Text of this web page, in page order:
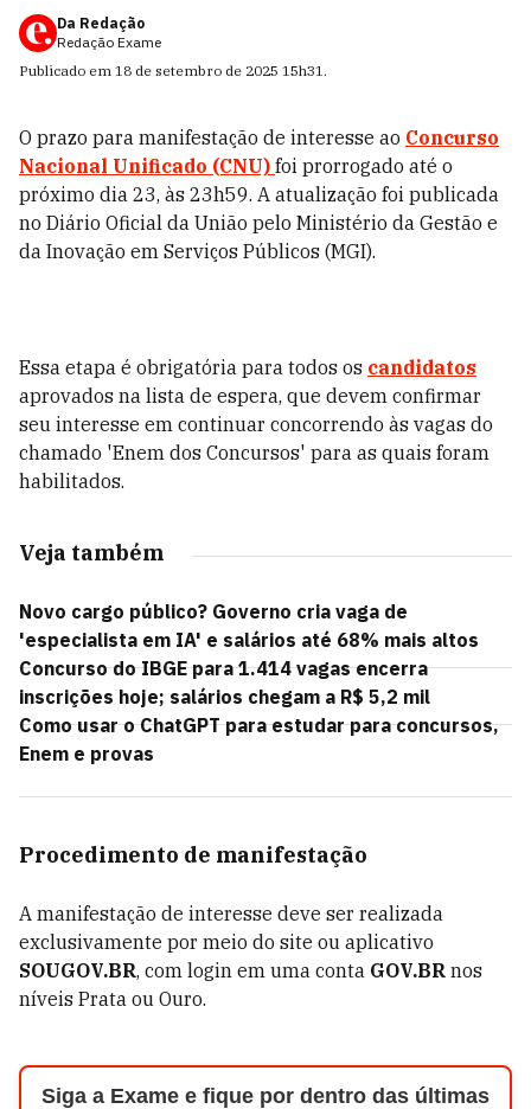
Da Redação
Redação Exame
Publicado em 18 de setembro de 2025 15h31.
O prazo para manifestação de interesse ao Concurso
Nacional Unificado (CNU) foi prorrogado até o
próximo dia 23, às 23h59. A atualização foi publicada
no Diário Oficial da União pelo Ministério da Gestão e
da Inovação em Serviços Públicos (MGI).
Essa etapa é obrigatória para todos os candidatos
aprovados na lista de espera, que devem confirmar
seu interesse em continuar concorrendo às vagas do
chamado 'Enem dos Concursos' para as quais foram
habilitados.
Veja também
Novo cargo público? Governo cria vaga de
'especialista em IA' e salários até 68% mais altos
Concurso do IBGE para 1.414 vagas encerra
inscrições hoje; salários chegam a R$ 5,2 mil
Como usar o ChatGPT para estudar para concursos,
Enem e provas
Procedimento de manifestação
A manifestação de interesse deve ser realizada
exclusivamente por meio do site ou aplicativo
SOUGOV.BR, com login em uma conta GOV.BR nos
níveis Prata ou Ouro.
Siga a Exame e fique por dentro das últimas